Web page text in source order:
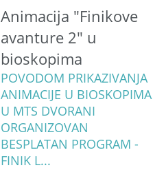
Animacija "Finikove
avanture 2" u
bioskopima
POVODOM PRIKAZIVANJA
ANIMACIJE U BIOSKOPIMA
U MTS DVORANI
ORGANIZOVAN
BESPLATAN PROGRAM -
FINIK L...